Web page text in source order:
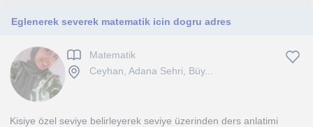
Eglenerek severek matematik icin dogru adres
Matematik
Ceyhan, Adana Sehri, Büy...
Kisiye özel seviye belirleyerek seviye üzerinden ders anlatimi